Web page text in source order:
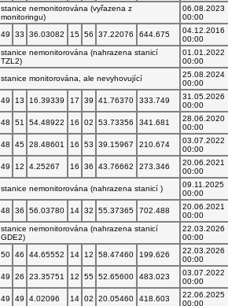
stanice nemonitorována (vyřazena z
monitoringu)
06.08.2023
00:00
49 33 36.03082 15 56 37.22076 644.675
04.12.2016
00:00
stanice nemonitorována (nahrazena stanicí
TZL2)
01.01.2022
00:00
stanice monitorována, ale nevyhovující
25.08.2024
00:00
49 13 16.39339 17 39 41.76370 333.749
31.05.2026
00:00
48 51 54.48922 16 02 53.73356 341.681
28.06.2020
00:00
48 45 28.48601 16 53 39.15967 210.674
03.07.2022
00:00
49 12 4.25267 16 36 43.76662 273.346
20.06.2021
00:00
stanice nemonitorována (nahrazena stanicí )
09.11.2025
00:00
48 36 56.03780 14 32 55.37365 702.488
20.06.2021
00:00
stanice nemonitorována (nahrazena stanicí
GDE2)
22.03.2026
00:00
50 46 44.65552 14 12 58.47460 199.626
22.03.2026
00:00
49 26 23.35751 12 55 52.65600 483.023
03.07.2022
00:00
49 49 4.02096 14 02 20.05460 418.603
22.06.2025
00:00